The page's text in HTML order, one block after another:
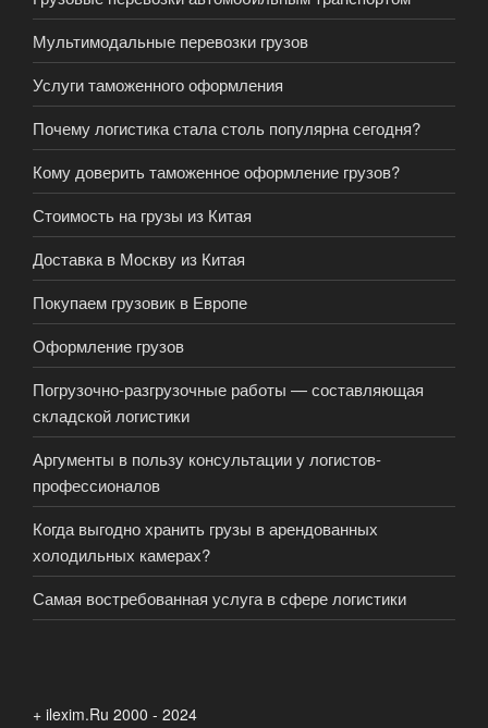
Мультимодальные перевозки грузов
Услуги таможенного оформления
Почему логистика стала столь популярна сегодня?
Кому доверить таможенное оформление грузов?
Стоимость на грузы из Китая
Доставка в Москву из Китая
Покупаем грузовик в Европе
Оформление грузов
Погрузочно-разгрузочные работы — составляющая
складской логистики
Аргументы в пользу консультации у логистов-
профессионалов
Когда выгодно хранить грузы в арендованных
холодильных камерах?
Самая востребованная услуга в сфере логистики
+ ilexim.Ru 2000 - 2024